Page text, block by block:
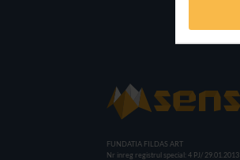
FUNDATIA FILDAS ART
Nr inreg registrul special: 4 PJ/ 29.01.2013